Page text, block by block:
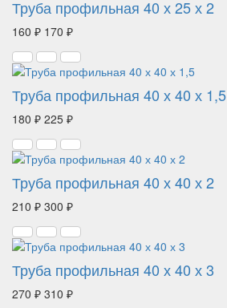
Труба профильная 40 х 25 х 2
160 ₽ 170 ₽
Труба профильная 40 х 40 х 1,5
180 ₽ 225 ₽
Труба профильная 40 х 40 х 2
210 ₽ 300 ₽
Труба профильная 40 х 40 х 3
270 ₽ 310 ₽